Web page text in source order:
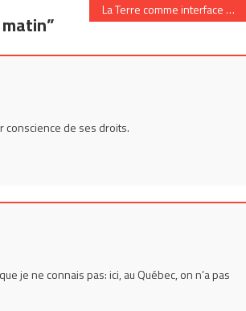
La Terre comme interface de commerce électronique
”
conscience de ses droits.
je ne connais pas: ici, au Québec, on n’a pas